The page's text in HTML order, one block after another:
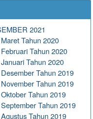
2021
Tahun 2020
Tahun 2020
Tahun 2020
Tahun 2019
Tahun 2019
Tahun 2019
Tahun 2019
Tahun 2019